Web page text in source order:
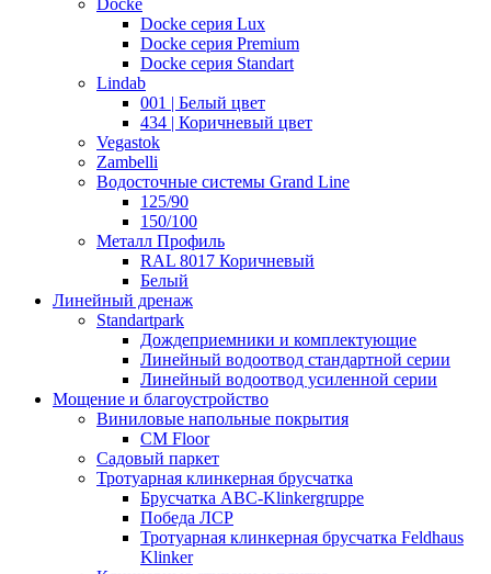
Docke
Docke серия Lux
Docke серия Premium
Docke серия Standart
Lindab
001 | Белый цвет
434 | Коричневый цвет
Vegastok
Zambelli
Водосточные системы Grand Line
125/90
150/100
Металл Профиль
RAL 8017 Коричневый
Белый
Линейный дренаж
Standartpark
Дождеприемники и комплектующие
Линейный водоотвод стандартной серии
Линейный водоотвод усиленной серии
Мощение и благоустройство
Виниловые напольные покрытия
CM Floor
Садовый паркет
Тротуарная клинкерная брусчатка
Брусчатка АВС-Klinkergruppe
Победа ЛСР
Тротуарная клинкерная брусчатка Feldhaus
Klinker